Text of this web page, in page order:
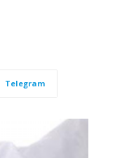
Telegram